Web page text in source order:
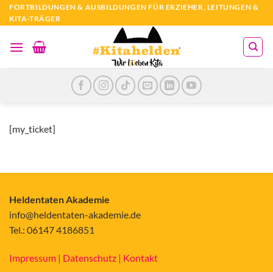
Zum
Inhalt
FORTBILDUNGEN & AUSBILDUNGEN FÜR ERZIEHER, LEITUNGEN &
KITA-TRÄGER
[my_ticket]
Heldentaten Akademie
info@heldentaten-akademie.de
Tel.: 06147 4186851
Impressum | Datenschutz | Kontakt